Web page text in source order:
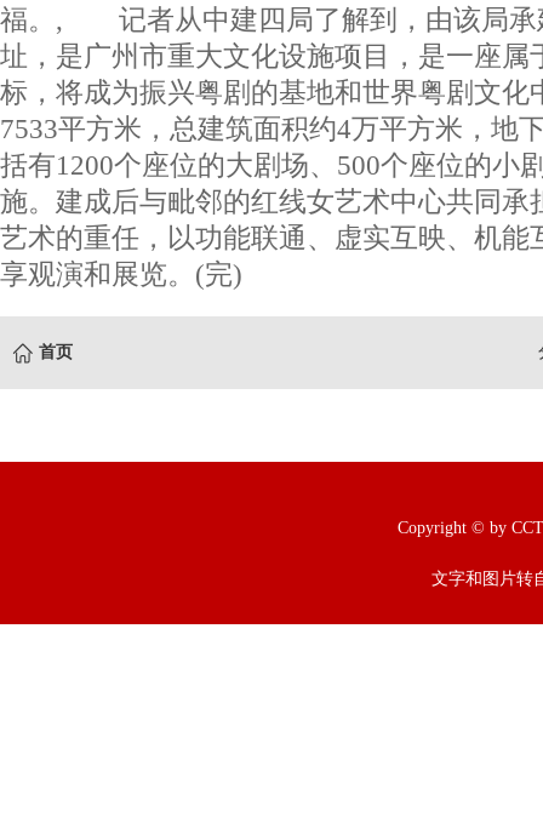
福。, 记者从中建四局了解到，由该局承
址，是广州市重大文化设施项目，是一座属
标，将成为振兴粤剧的基地和世界粤剧文化
7533平方米，总建筑面积约4万平方米，地
括有1200个座位的大剧场、500个座位的小
施。建成后与毗邻的红线女艺术中心共同承
艺术的重任，以功能联通、虚实互映、机能
享观演和展览。(完)
首页
Copyright © by
文字和图片转